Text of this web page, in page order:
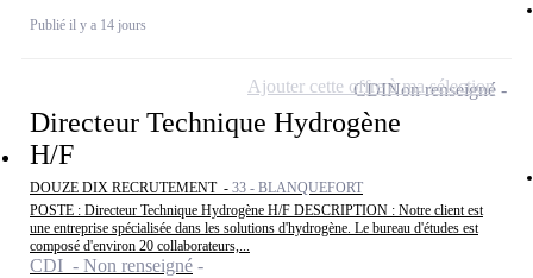
Publié il y a 14 jours
Directeur Technique Hydrogène
H/F
DOUZE DIX RECRUTEMENT - 33 - BLANQUEFORT
POSTE : Directeur Technique Hydrogène H/F DESCRIPTION : Notre client est
une entreprise spécialisée dans les solutions d'hydrogène. Le bureau d'études est
composé d'environ 20 collaborateurs,...
CDI - Non renseigné
CDINon renseigné
Ajouter cette offre à ma sélection